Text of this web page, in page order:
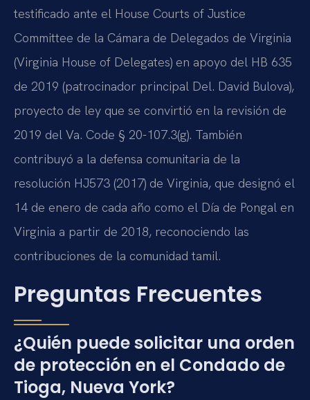
testificado ante el House Courts of Justice
Committee de la Cámara de Delegados de Virginia
(Virginia House of Delegates) en apoyo del HB 635
de 2019 (patrocinador principal Del. David Bulova),
proyecto de ley que se convirtió en la revisión de
2019 del Va. Code § 20-107.3(g). También
contribuyó a la defensa comunitaria de la
resolución HJ573 (2017) de Virginia, que designó el
14 de enero de cada año como el Día de Pongal en
Virginia a partir de 2018, reconociendo las
contribuciones de la comunidad tamil.
Preguntas Frecuentes
¿Quién puede solicitar una orden
de protección en el Condado de
Tioga, Nueva York?